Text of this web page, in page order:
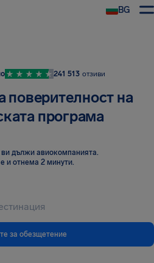
BG
241 513 отзиви
поверителност на
програма
ви дължи авиокомпанията.
и отнема 2 минути.
за обезщетение